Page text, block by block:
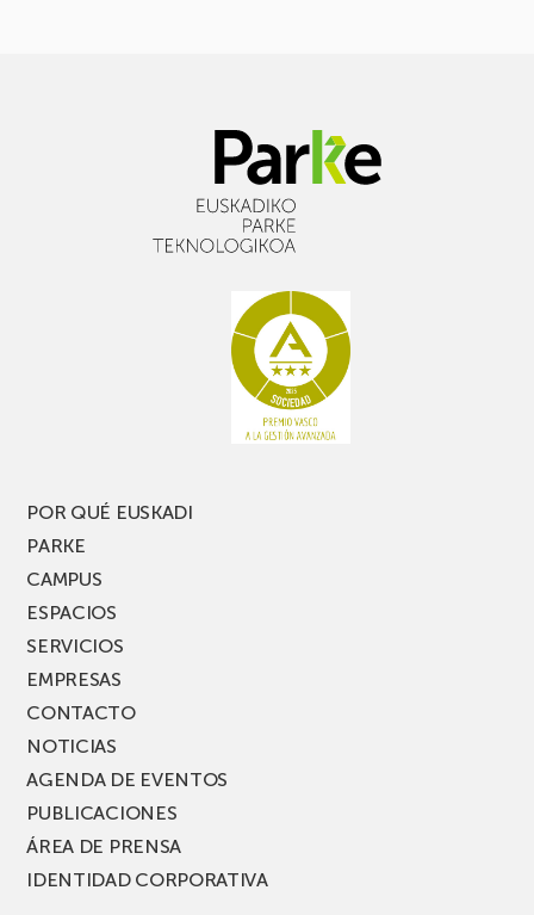
POR QUÉ EUSKADI
PARKE
CAMPUS
ESPACIOS
SERVICIOS
EMPRESAS
CONTACTO
NOTICIAS
AGENDA DE EVENTOS
PUBLICACIONES
ÁREA DE PRENSA
IDENTIDAD CORPORATIVA